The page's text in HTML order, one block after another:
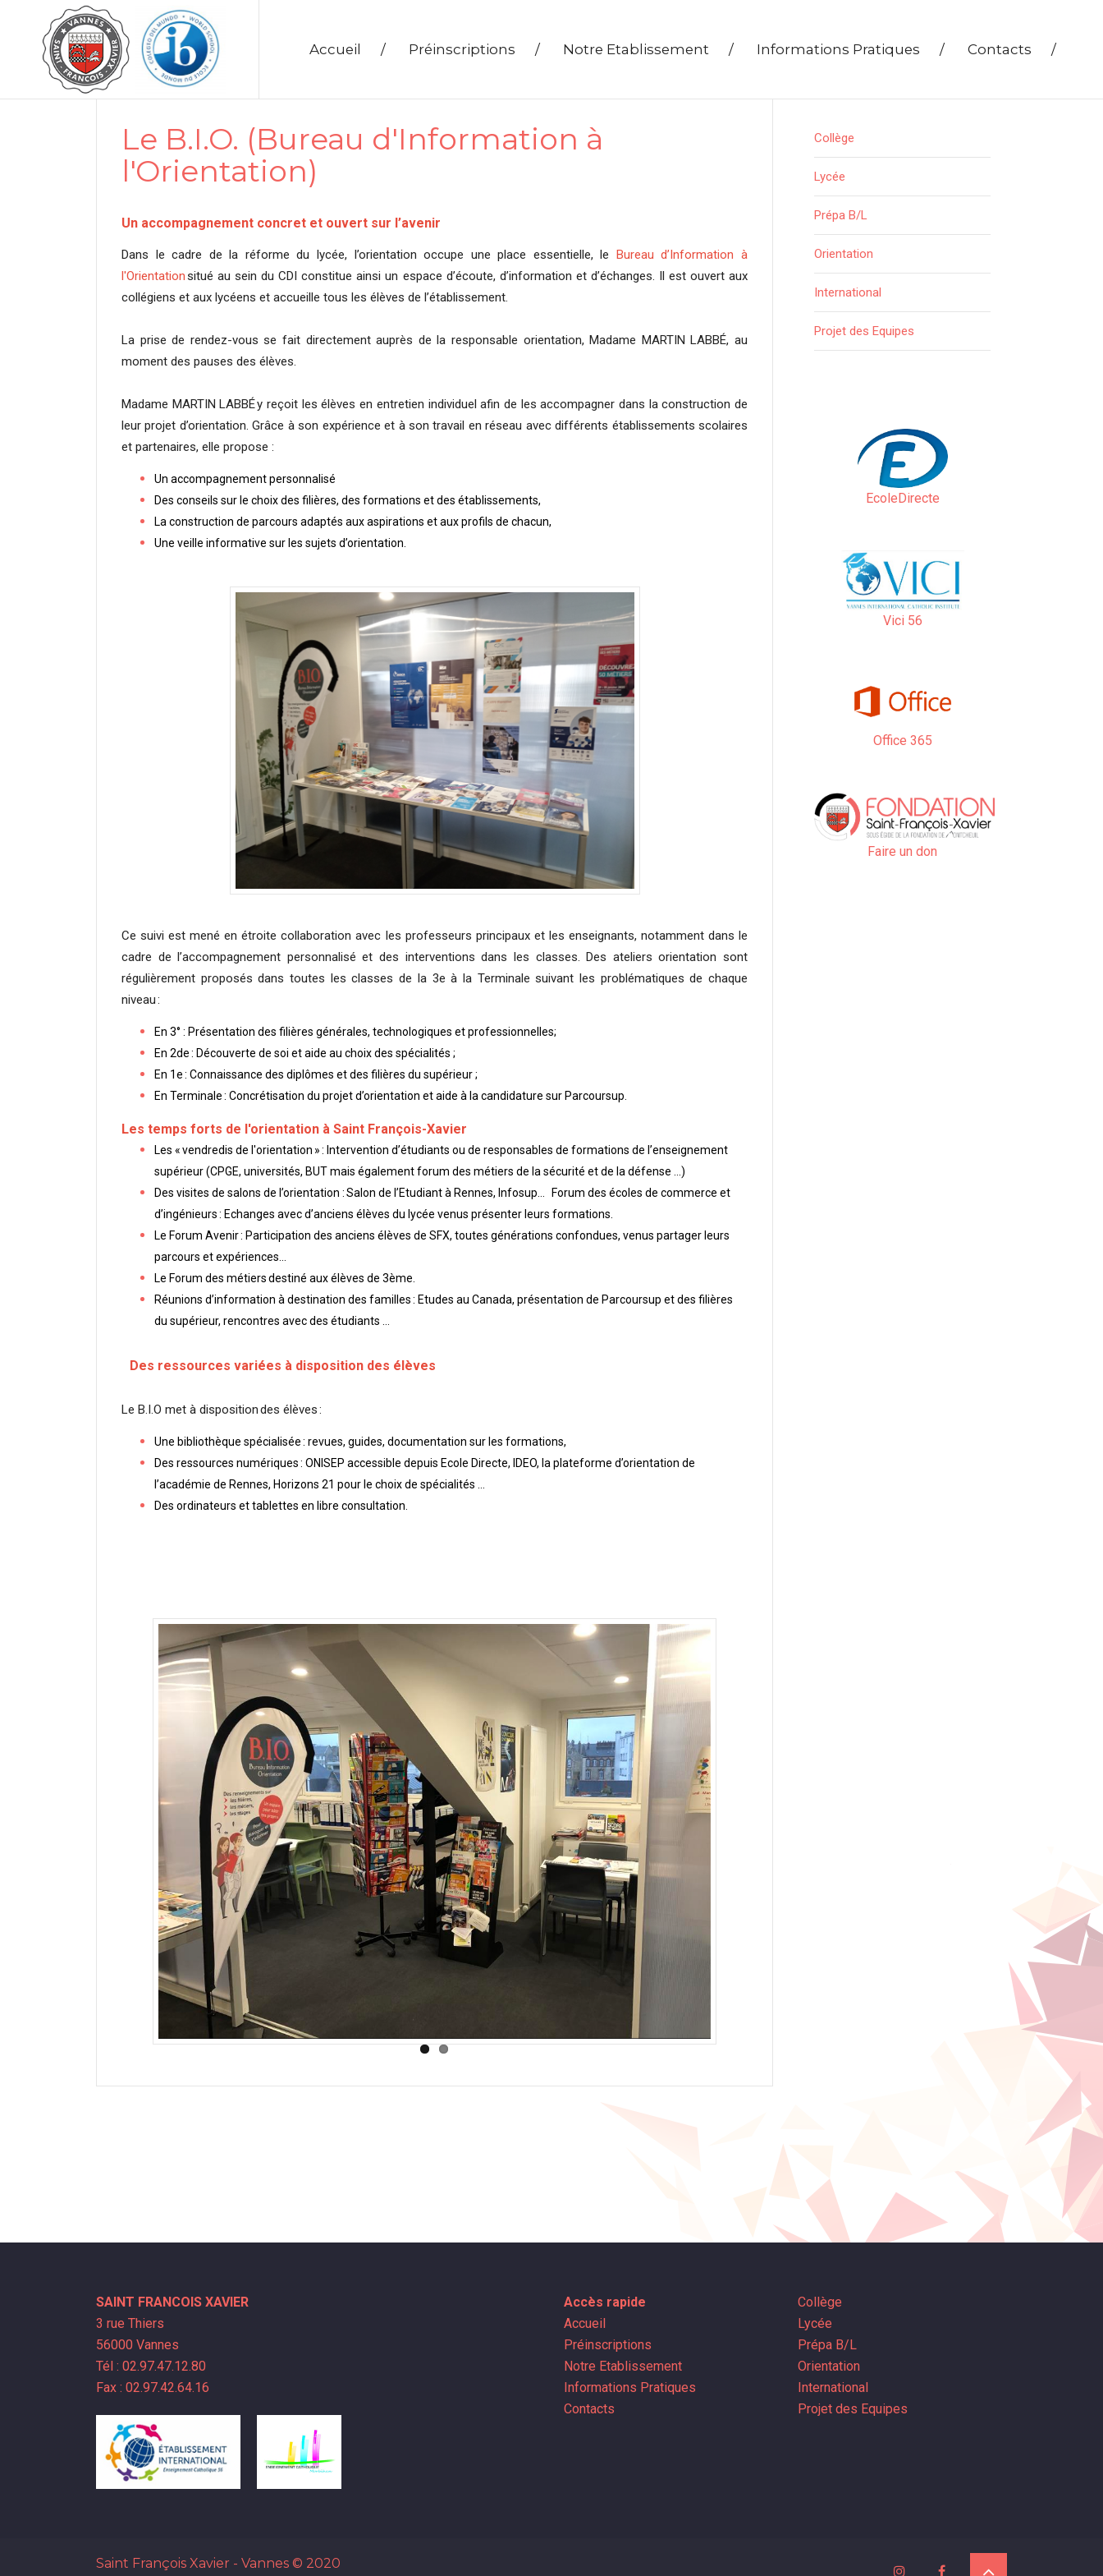
Accueil / Préinscriptions / Notre Etablissement / Informations Pratiques / Contacts /
Le B.I.O. (Bureau d'Information à
l'Orientation)
Un accompagnement concret et ouvert sur l’avenir
Dans le cadre de la réforme du lycée, l’orientation occupe une place essentielle, le Bureau d’Information à
l'Orientationsitué au sein du CDI constitue ainsi un espace d’écoute, d’information et d’échanges. Il est ouvert aux
collégiens et aux lycéens et accueille tous les élèves de l’établissement.
La prise de rendez-vous se fait directement auprès de la responsable orientation, Madame MARTIN LABBÉ, au
moment des pauses des élèves.
Madame MARTIN LABBÉ y reçoit les élèves en entretien individuel afin de les accompagner dans la construction de
leur projet d’orientation. Grâce à son expérience et à son travail en réseau avec différents établissements scolaires
et partenaires, elle propose :
Un accompagnement personnalisé
Des conseils sur le choix des filières, des formations et des établissements,
La construction de parcours adaptés aux aspirations et aux profils de chacun,
Une veille informative sur les sujets d’orientation.
Ce suivi est mené en étroite collaboration avec les professeurs principaux et les enseignants, notamment dans le
cadre de l’accompagnement personnalisé et des interventions dans les classes. Des ateliers orientation sont
régulièrement proposés dans toutes les classes de la 3e à la Terminale suivant les problématiques de chaque
niveau :
En 3° : Présentation des filières générales, technologiques et professionnelles;
En 2de : Découverte de soi et aide au choix des spécialités ;
En 1e : Connaissance des diplômes et des filières du supérieur ;
En Terminale : Concrétisation du projet d’orientation et aide à la candidature sur Parcoursup.
Les temps forts de l'orientation à Saint François-Xavier
Les « vendredis de l'orientation » : Intervention d’étudiants ou de responsables de formations de l’enseignement
supérieur (CPGE, universités, BUT mais également forum des métiers de la sécurité et de la défense …)
Des visites de salons de l’orientation : Salon de l’Etudiant à Rennes, Infosup… Forum des écoles de commerce et
d’ingénieurs : Echanges avec d’anciens élèves du lycée venus présenter leurs formations.
Le Forum Avenir : Participation des anciens élèves de SFX, toutes générations confondues, venus partager leurs
parcours et expériences...
Le Forum des métiers destiné aux élèves de 3ème.
Réunions d’information à destination des familles : Etudes au Canada, présentation de Parcoursup et des filières
du supérieur, rencontres avec des étudiants …
Des ressources variées à disposition des élèves
Le B.I.O met à disposition des élèves :
Une bibliothèque spécialisée : revues, guides, documentation sur les formations,
Des ressources numériques : ONISEP accessible depuis Ecole Directe, IDEO, la plateforme d’orientation de
l’académie de Rennes, Horizons 21 pour le choix de spécialités …
Des ordinateurs et tablettes en libre consultation.
Collège
Lycée
Prépa B/L
Orientation
International
Projet des Equipes
EcoleDirecte
Vici 56
Office 365
Faire un don
SAINT FRANCOIS XAVIER
3 rue Thiers
56000 Vannes
Tél : 02.97.47.12.80
Fax : 02.97.42.64.16
Accès rapide
Accueil
Préinscriptions
Notre Etablissement
Informations Pratiques
Contacts
Collège
Lycée
Prépa B/L
Orientation
International
Projet des Equipes
Saint François Xavier - Vannes © 2020